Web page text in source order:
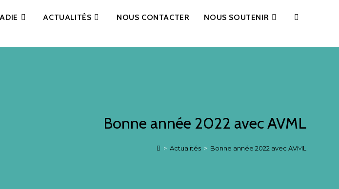
ACTUALITÉS NOUS CONTACTER NOUS SOUTENIR
Bonne année 2022 avec AVML
> Actualités > Bonne année 2022 avec AVML